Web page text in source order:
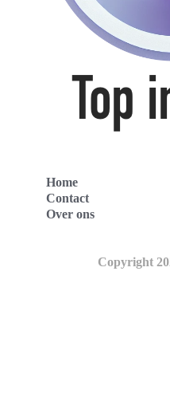
Home
Contact
Over ons
Copyright